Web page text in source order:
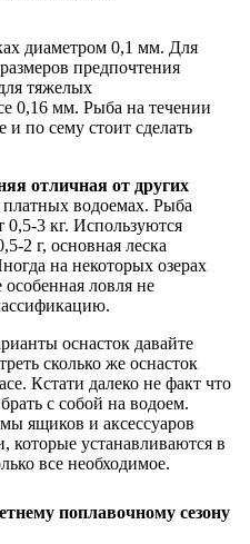
диаметром 0,1 мм. Для
предпочтения
тяжелых
0,16 мм. Рыба на течении
и по сему стоит сделать
отличная от других
водоемах. Рыба
3 кг. Используются
2 г, основная леска
на некоторых озерах
особенная ловля не
оснасток давайте
сколько же оснасток
Кстати далеко не факт что
с собой на водоем.
ящиков и аксессуаров
которые устанавливаются в
все необходимое.